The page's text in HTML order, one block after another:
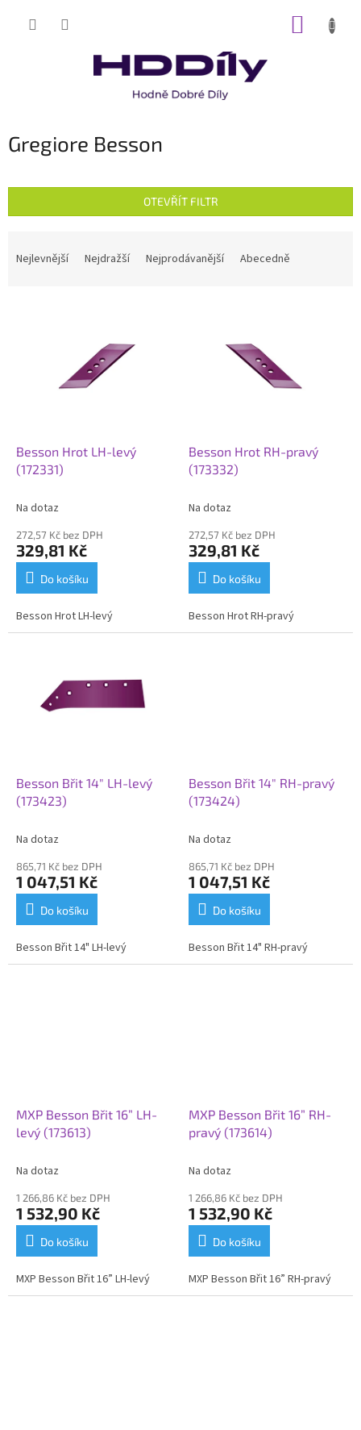
Gregiore Besson
OTEVŘÍT FILTR
Nejlevnější Nejdražší Nejprodávanější Abecedně
Besson Hrot LH-levý
(172331)
Na dotaz
272,57 Kč bez DPH
329,81 Kč
Do košíku
Besson Hrot LH-levý
Besson Hrot RH-pravý
(173332)
Na dotaz
272,57 Kč bez DPH
329,81 Kč
Do košíku
Besson Hrot RH-pravý
Besson Břit 14" LH-levý
(173423)
Na dotaz
865,71 Kč bez DPH
1 047,51 Kč
Do košíku
Besson Břit 14" LH-levý
Besson Břit 14" RH-pravý
(173424)
Na dotaz
865,71 Kč bez DPH
1 047,51 Kč
Do košíku
Besson Břit 14" RH-pravý
MXP Besson Břit 16” LH-
levý (173613)
Na dotaz
1 266,86 Kč bez DPH
1 532,90 Kč
Do košíku
MXP Besson Břit 16” LH-levý
MXP Besson Břit 16” RH-
pravý (173614)
Na dotaz
1 266,86 Kč bez DPH
1 532,90 Kč
Do košíku
MXP Besson Břit 16” RH-pravý